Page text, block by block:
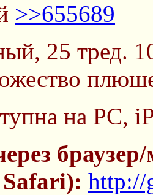
>>655689
25 тред.
на PC,
http://